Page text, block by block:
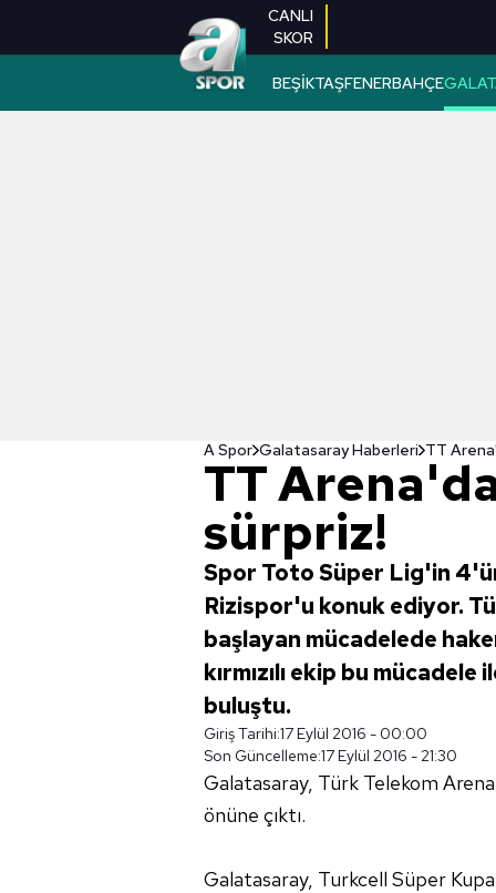
CANLI
SKOR
BEŞİKTAŞFENERBAHÇE
A Spor Galatasaray Haberleri TT
TT
sürpriz!
Spor Toto Süper Lig'in
Rizispor'u konuk ediyor.
başlayan mücadelede
kırmızılı ekip bu
buluştu.
Giriş Tarihi:17 Eylül 2016 - 00:00
Son Güncelleme:17 Eylül 2016 - 21:30
Galatasaray, Türk Telekom
önüne çıktı.
Galatasaray, Turkcell Süper